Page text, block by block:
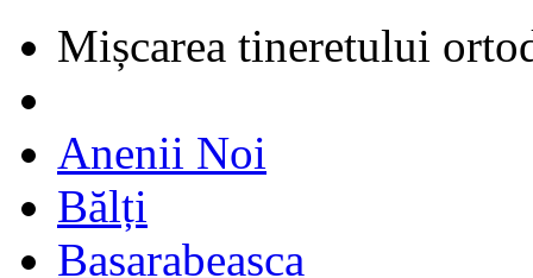
Mișcarea tineretului
Anenii Noi
Bălți
Basarabeasca